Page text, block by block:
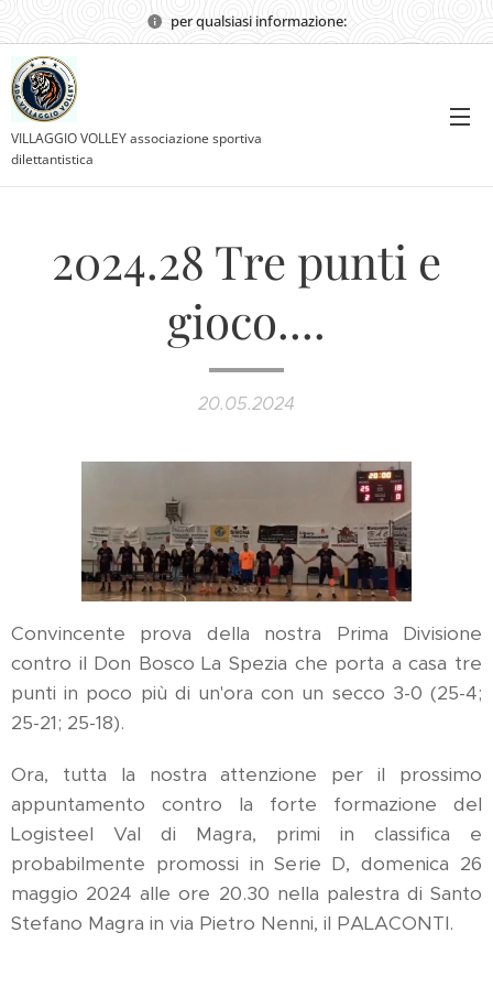
per qualsiasi informazione:
VILLAGGIO VOLLEY associazione sportiva
dilettantistica
2024.28 Tre punti e
gioco....
20.05.2024
Convincente prova della nostra Prima Divisione
contro il Don Bosco La Spezia che porta a casa tre
punti in poco più di un'ora con un secco 3-0 (25-4;
25-21; 25-18).
Ora, tutta la nostra attenzione per il prossimo
appuntamento contro la forte formazione del
Logisteel Val di Magra, primi in classifica e
probabilmente promossi in Serie D, domenica 26
maggio 2024 alle ore 20.30 nella palestra di Santo
Stefano Magra in via Pietro Nenni, il PALACONTI.